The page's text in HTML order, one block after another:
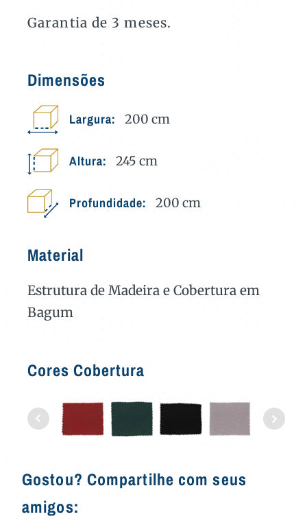
Garantia de 3 meses.
Dimensões
Largura: 200 cm
Altura: 245 cm
Profundidade: 200 cm
Material
Estrutura de Madeira e Cobertura em
Bagum
Cores Cobertura
Gostou? Compartilhe com seus
amigos: